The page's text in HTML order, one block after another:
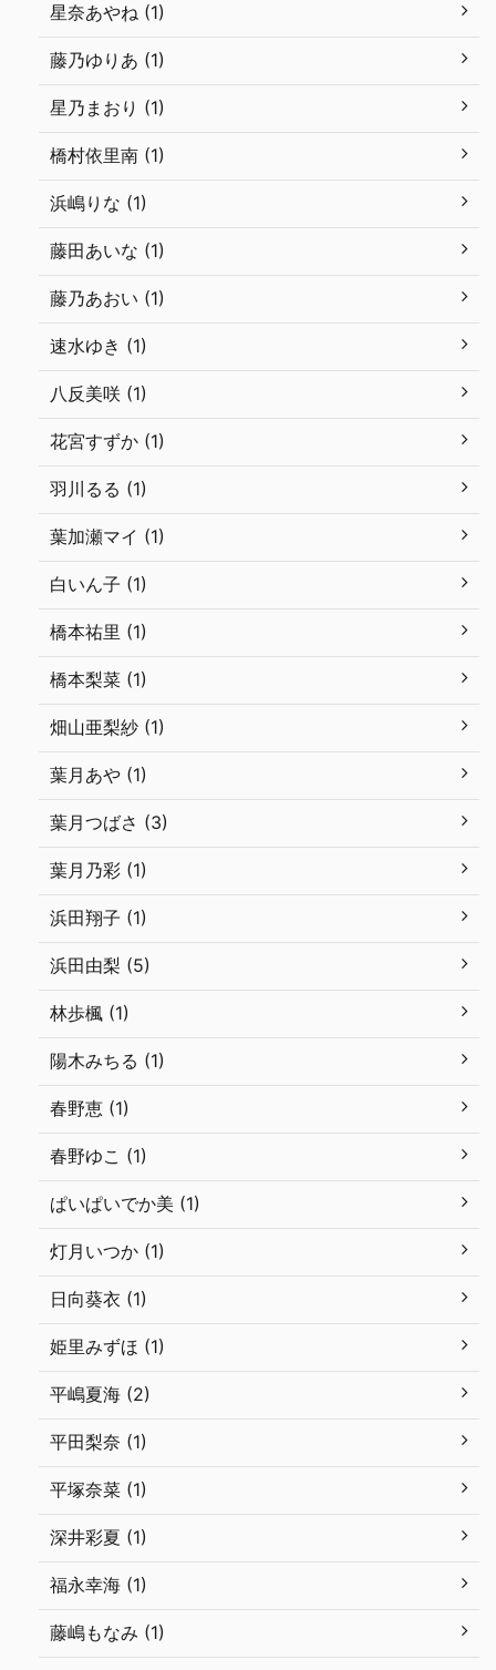
星奈あやね (1)
藤乃ゆりあ (1)
星乃まおり (1)
橋村依里南 (1)
浜嶋りな (1)
藤田あいな (1)
藤乃あおい (1)
速水ゆき (1)
八反美咲 (1)
花宮すずか (1)
羽川るる (1)
葉加瀬マイ (1)
白いん子 (1)
橋本祐里 (1)
橋本梨菜 (1)
畑山亜梨紗 (1)
葉月あや (1)
葉月つばさ (3)
葉月乃彩 (1)
浜田翔子 (1)
浜田由梨 (5)
林歩楓 (1)
陽木みちる (1)
春野恵 (1)
春野ゆこ (1)
ぱいぱいでか美 (1)
灯月いつか (1)
日向葵衣 (1)
姫里みずほ (1)
平嶋夏海 (2)
平田梨奈 (1)
平塚奈菜 (1)
深井彩夏 (1)
福永幸海 (1)
藤嶋もなみ (1)